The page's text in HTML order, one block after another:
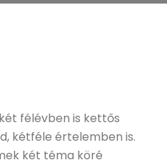
félévben is kettős
kétféle értelemben is.
két téma köré